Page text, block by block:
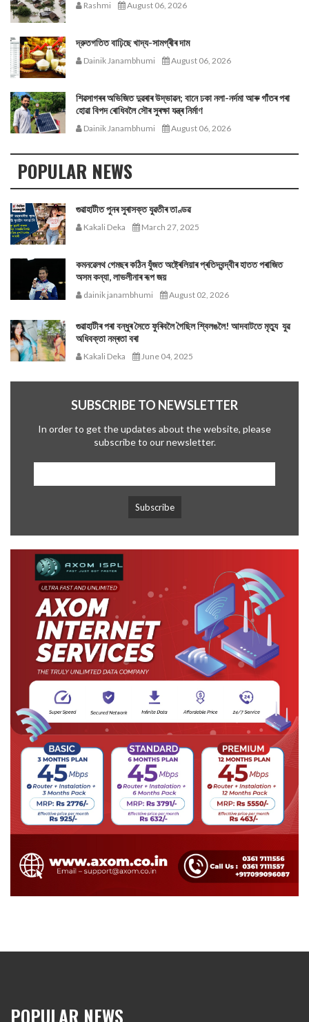
Rashmi August 06, 2026
দ্রুতগতিত বাঢ়িছে খাদ্য-সামগ্ৰীৰ দাম
Dainik Janambhumi August 06, 2026
শিৱসাগৰৰ অভিজিত দুৱৰাৰ উদ্ভাৱন; বানে ঢকা নলা-নৰ্দমা আৰু গাঁতৰ পৰা
হোৱা বিপদ ৰোধিবলৈ সৌৰ সুৰক্ষা যন্ত্ৰ নিৰ্মাণ
Dainik Janambhumi August 06, 2026
POPULAR NEWS
গুৱাহাটীত পুনৰ সুৰাসক্ত যুৱতীৰ তাণ্ডৱ
Kakali Deka March 27, 2025
কমনৱেলথ গেমছৰ কঠিন যুঁজত অষ্ট্ৰেলিয়াৰ প্ৰতিদ্বন্দ্বীৰ হাতত পৰাজিত
অসম কন্যা, লাভলীনাৰ ৰূপ জয়
dainik janambhumi August 02, 2026
গুৱাহাটীৰ পৰা বন্ধুৰ সৈতে ফুৰিবলৈ গৈছিল শ্বিলঙলৈ! আদবাটতে মৃত্যু যুৱ
অধিবক্তা নম্ৰতা বৰা
Kakali Deka June 04, 2025
SUBSCRIBE TO NEWSLETTER
In order to get the updates about the website, please
subscribe to our newsletter.
POPULAR NEWS